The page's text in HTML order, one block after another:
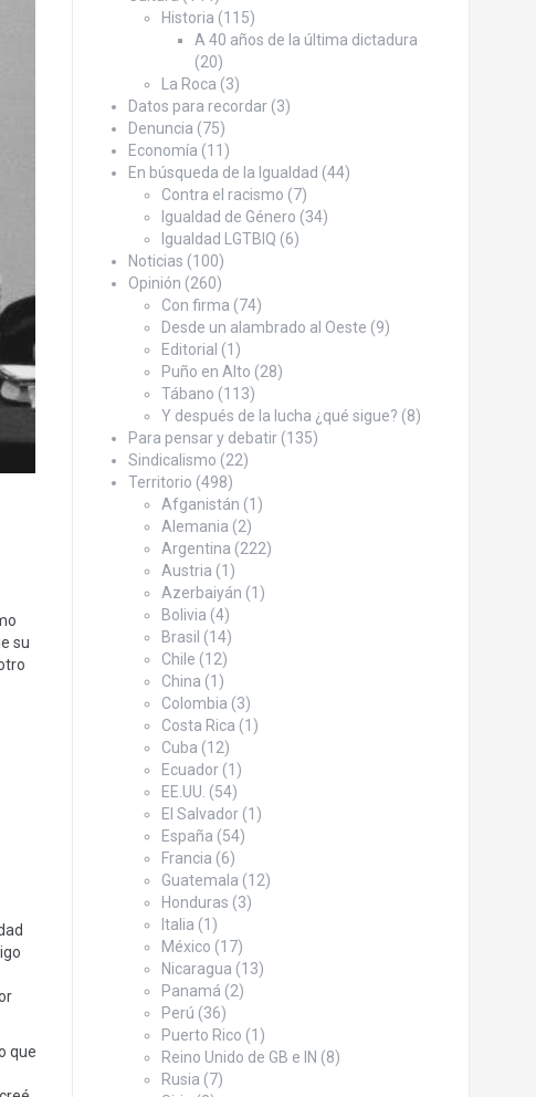
su
que
Historia (115)
A 40 años de la última dictadura
(20)
La Roca (3)
Datos para recordar(3)
Denuncia (75)
Economía (11)
En búsqueda de la Igualdad (44)
Contra el racismo (7)
Igualdad de Género (34)
Igualdad LGTBIQ (6)
Noticias (100)
Opinión (260)
Con firma (74)
Desde un alambrado al Oeste (9)
Editorial (1)
Puño en Alto (28)
Tábano (113)
Y después de la lucha ¿qué sigue? (8)
Para pensar y debatir(135)
Sindicalismo (22)
Territorio (498)
Afganistán (1)
Alemania (2)
Argentina (222)
Austria (1)
Azerbaiyán (1)
Bolivia (4)
Brasil (14)
Chile (12)
China (1)
Colombia (3)
Costa Rica (1)
Cuba (12)
Ecuador(1)
EE.UU. (54)
El Salvador(1)
España (54)
Francia (6)
Guatemala (12)
Honduras (3)
Italia (1)
México (17)
Nicaragua (13)
Panamá (2)
Perú (36)
Puerto Rico (1)
Reino Unido de GB e IN (8)
Rusia (7)